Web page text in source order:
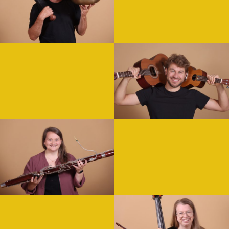
WEITERLESEN
Hilger Honauer
„Musik sollte man nicht nur
WEITERLESEN
Ludger Donath
„Music is the universal language of mankind.“ – Henry Wadsworth
WEITERLESEN
Katharina Heine
Projektmanagerin